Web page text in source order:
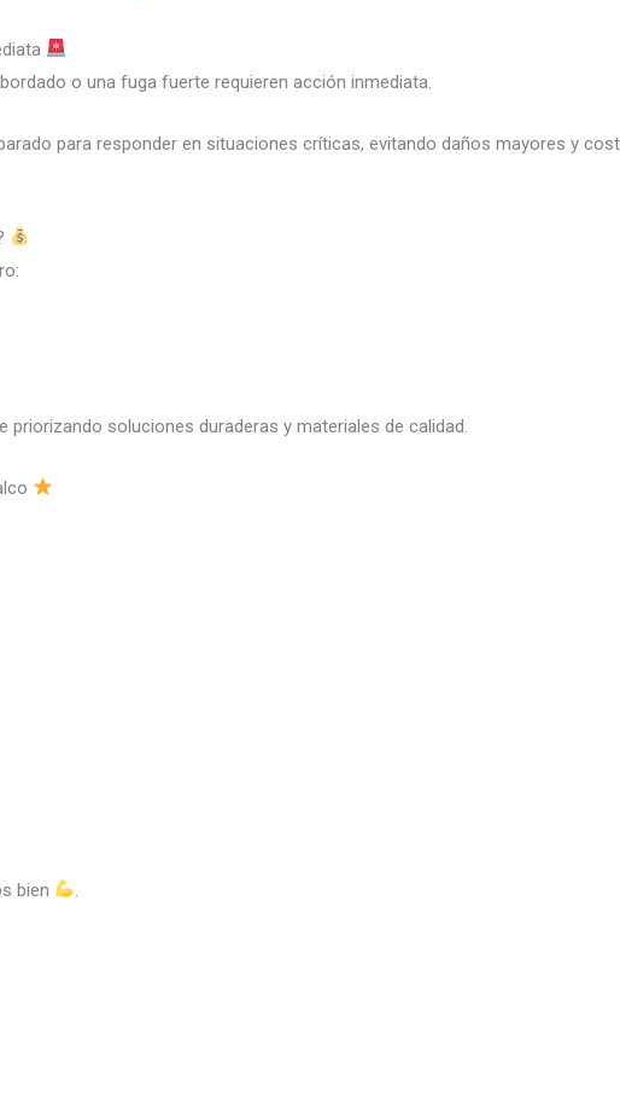
o una fuga fuerte requieren acción inmediata.
para responder en situaciones críticas, evitando daños mayores y
soluciones duraderas y materiales de calidad.
bien